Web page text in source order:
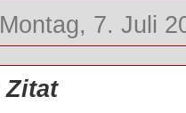
Montag, 7. Juli
Zitat